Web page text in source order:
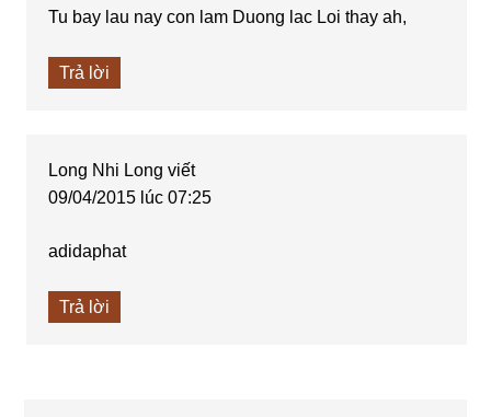
Tu bay lau nay con lam Duong lac Loi thay ah,
Trả lời
Long Nhi Long viết
09/04/2015 lúc 07:25
adidaphat
Trả lời